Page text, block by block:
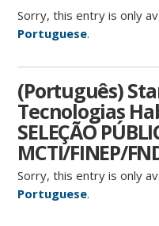
Sorry, this entry is only
Portuguese.
(Português)
Tecnologias
SELEÇÃO
MCTI/FINEP/
Sorry, this entry is only
Portuguese.